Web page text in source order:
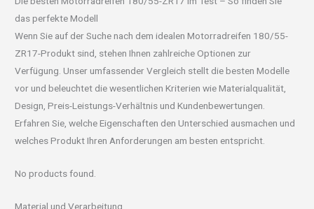
das perfekte Modell
Wenn Sie auf der Suche nach dem idealen Motorradreifen 180/55-
ZR17-Produkt sind, stehen Ihnen zahlreiche Optionen zur
Verfügung. Unser umfassender Vergleich stellt die besten Modelle
vor und beleuchtet die wesentlichen Kriterien wie Materialqualität,
Design, Preis-Leistungs-Verhältnis und Kundenbewertungen.
Erfahren Sie, welche Eigenschaften den Unterschied ausmachen und
welches Produkt Ihren Anforderungen am besten entspricht.
No products found.
Material und Verarbeitung